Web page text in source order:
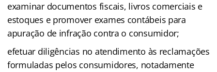
examinar documentos fiscais, livros comerciais e
estoques e promover exames contábeis para
apuração de infração contra o consumidor;
efetuar diligências no atendimento às reclamações
formuladas pelos consumidores, notadamente